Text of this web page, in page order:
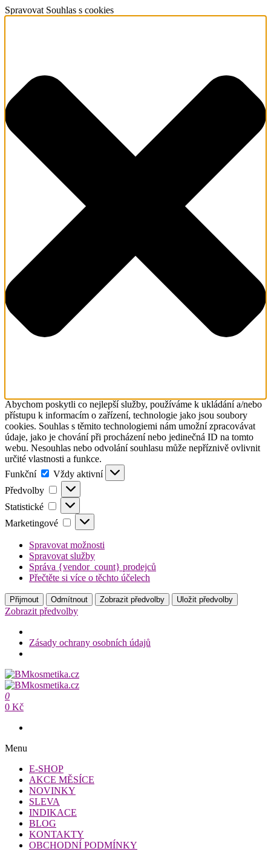
Spravovat Souhlas s cookies
Abychom poskytli co nejlepší služby, používáme k ukládání a/nebo
přístupu k informacím o zařízení, technologie jako jsou soubory
cookies. Souhlas s těmito technologiemi nám umožní zpracovávat
údaje, jako je chování při procházení nebo jedinečná ID na tomto
webu. Nesouhlas nebo odvolání souhlasu může nepříznivě ovlivnit
určité vlastnosti a funkce.
Funkční
Funkční
Vždy aktivní
Předvolby
Předvolby
Statistické Statistické
Marketingové Marketingové
Spravovat možnosti
Spravovat služby
Správa {vendor_count} prodejců
Přečtěte si více o těchto účelech
Přijmout Odmítnout Zobrazit předvolby Uložit předvolby
Zobrazit předvolby
Zásady ochrany osobních údajů
Přeskočit
na
obsah
BMkosmetika.cz
BMkosmetika.cz
0
0 Kč
Menu
E-SHOP
AKCE MĚSÍCE
NOVINKY
SLEVA
INDIKACE
BLOG
KONTAKTY
OBCHODNÍ PODMÍNKY